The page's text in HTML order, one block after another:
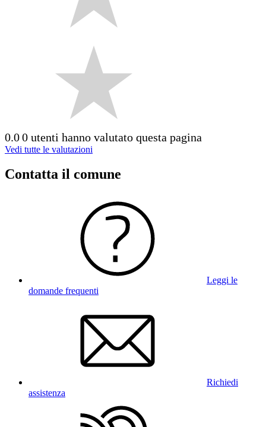
0.00 utenti hanno valutato questa pagina
Vedi tutte le valutazioni
Contatta il comune
Leggi le
domande frequenti
Richiedi
assistenza